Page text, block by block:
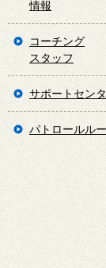
情報
コーチング
スタッフ
サポートセン
パトロールル